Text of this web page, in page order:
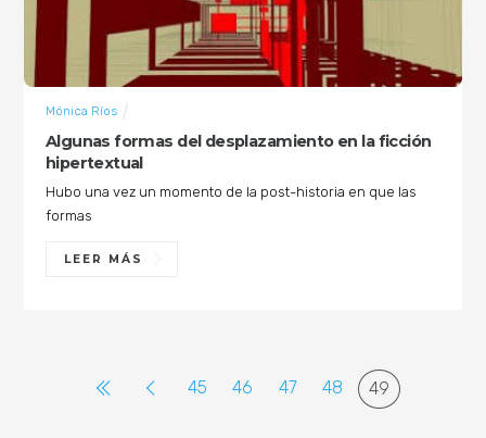
Algunas formas del desplazamiento en la ficción
hipertextual
Mónica Ríos
Hubo una vez un momento de la post-historia en que las
formas
LEER MÁS
45 46 47 48 49